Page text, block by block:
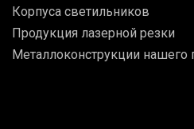
Корпуса светильников
Продукция лазерной резки
Металлоконструкции нашего